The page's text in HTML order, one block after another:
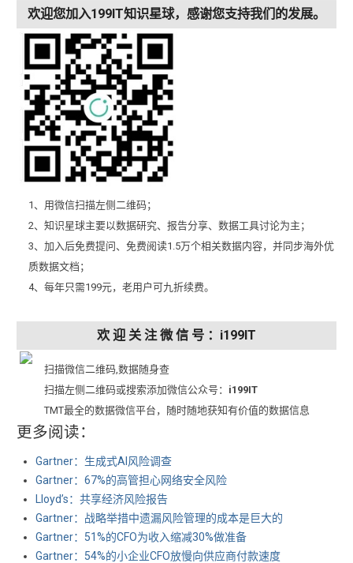
欢迎您加入199IT知识星球，感谢您支持我们的发展。
1、用微信扫描左侧二维码；
2、知识星球主要以数据研究、报告分享、数据工具讨论为主；
3、加入后免费提问、免费阅读1.5万个相关数据内容，并同步海外优
质数据文档；
4、每年只需199元，老用户可九折续费。
欢 迎 关 注 微 信 号 ：i199IT
扫描微信二维码,数据随身查
扫描左侧二维码或搜索添加微信公众号： i199IT
TMT最全的数据微信平台，随时随地获知有价值的数据信息
更多阅读：
Gartner：生成式AI风险调查
Gartner：67%的高管担心网络安全风险
Lloyd’s：共享经济风险报告
Gartner：战略举措中遗漏风险管理的成本是巨大的
Gartner：51%的CFO为收入缩减30%做准备
Gartner：54%的小企业CFO放慢向供应商付款速度